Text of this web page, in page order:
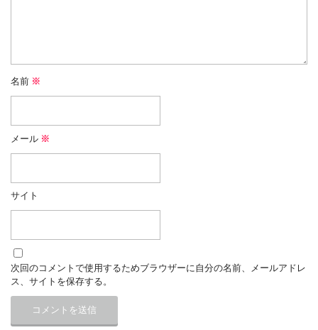
名前 ※
メール ※
サイト
次回のコメントで使用するためブラウザーに自分の名前、メールアドレ
ス、サイトを保存する。